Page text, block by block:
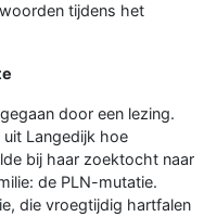
tijdens het
door een lezing.
Langedijk hoe
bij haar zoektocht naar
de PLN-mutatie.
die vroegtijdig hartfalen